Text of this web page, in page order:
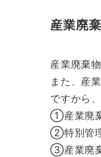
産業廃
産業廃棄
また、産
ですから
①産業廃
②特別管
③産業廃